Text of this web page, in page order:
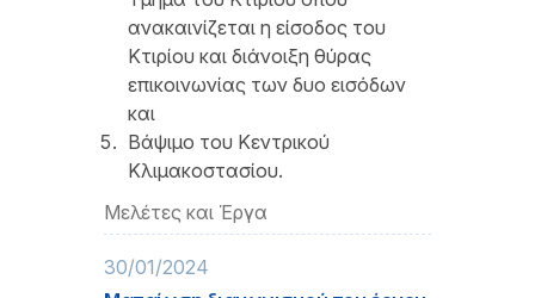
ανακαινίζεται η είσοδος του
Κτιρίου και διάνοιξη θύρας
επικοινωνίας των δυο εισόδων
και
Βάψιμο του Κεντρικού
Κλιμακοστασίου.
Μελέτες και Έργα
30/01/2024